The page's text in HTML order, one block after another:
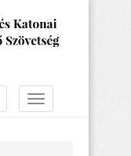
Navigáció